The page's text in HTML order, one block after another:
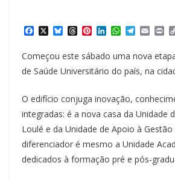
a
e
b
o
k
X B
e
s
k
T
h
e
a
d
P
t
e
r
s
L
k
e
d
n
W
h
t
s
A
p
T
e
e
g
r
m
E
m
i
l
P
n
t
Começou este sábado uma nova
de Saúde Universitário do país, na
O edifício conjuga inovação,
integradas: é a nova casa da Unidade
Loulé e da Unidade de Apoio à
diferenciador é mesmo a Unidade
dedicados à formação pré e pós-